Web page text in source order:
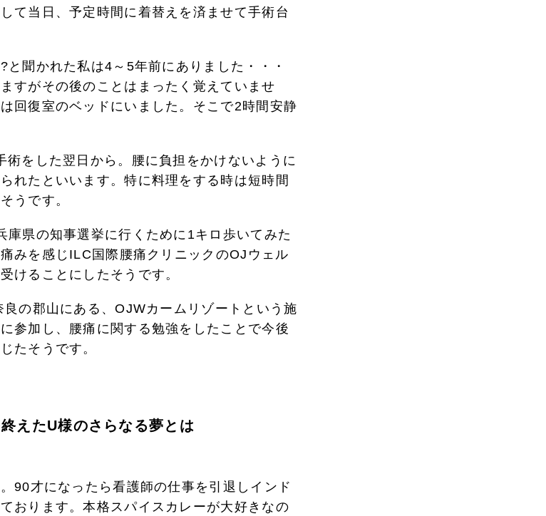
て当日、予定時間に着替えを済ませて手術台
と聞かれた私は4～5年前にありました・・・
すがその後のことはまったく覚えていませ
回復室のベッドにいました。そこで2時間安静
術をした翌日から。腰に負担をかけないように
れたといいます。特に料理をする時は短時間
うです。
庫県の知事選挙に行くために1キロ歩いてみた
みを感じILC国際腰痛クリニックのOJウェル
けることにしたそうです。
の郡山にある、OJWカームリゾートという施
参加し、腰痛に関する勉強をしたことで今後
たそうです。
えたU様のさらなる夢とは
90才になったら看護師の仕事を引退しインド
おります。本格スパイスカレーが大好きなの